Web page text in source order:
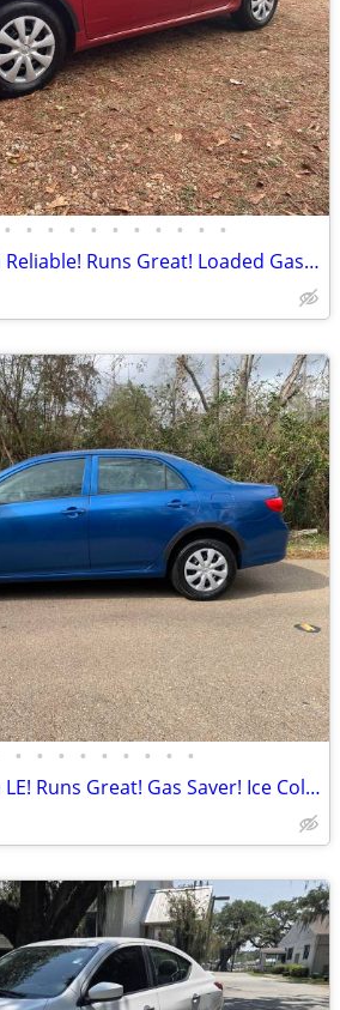
• • • • • • • • • • •
2009 Toyota Corolla Reliable! Runs Great! Loaded Gas Saver! Cold ac!
• • • • • • • • •
2009 Toyota Corolla LE! Runs Great! Gas Saver! Ice Cold AC! Reliable!